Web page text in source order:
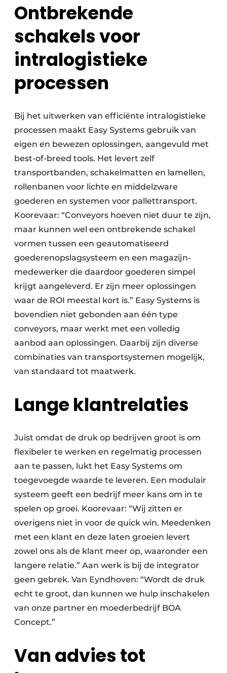
Ontbrekende
schakels voor
intralogistieke
processen
Bij het uitwerken van efficiënte intralogistieke
processen maakt Easy Systems gebruik van
eigen en bewezen oplossingen, aangevuld met
best-of-breed tools. Het levert zelf
transportbanden, schakelmatten en lamellen,
rollenbanen voor lichte en middelzware
goederen en systemen voor pallettransport.
Koorevaar: “Conveyors hoeven niet duur te zijn,
maar kunnen wel een ontbrekende schakel
vormen tussen een geautomatiseerd
goederen­opslagsysteem en een magazijn­
medewerker die daardoor goederen simpel
krijgt aangeleverd. Er zijn meer oplossingen
waar de ROI meestal kort is.” Easy Systems is
bovendien niet gebonden aan één type
conveyors, maar werkt met een volledig
aanbod aan oplossingen. Daarbij zijn diverse
combinaties van transportsystemen mogelijk,
van standaard tot maatwerk.
Lange klantrelaties
Juist omdat de druk op bedrijven groot is om
flexibeler te werken en regelmatig processen
aan te passen, lukt het Easy Systems om
toegevoegde waarde te leveren. Een modulair
systeem geeft een bedrijf meer kans om in te
spelen op groei. Koorevaar: “Wij zitten er
overigens niet in voor de quick win. Meedenken
met een klant en deze laten groeien levert
zowel ons als de klant meer op, waaronder een
langere relatie.” Aan werk is bij de integrator
geen gebrek. Van Eyndhoven: “Wordt de druk
echt te groot, dan kunnen we hulp inschakelen
van onze partner en moederbedrijf BOA
Concept.”
Van advies tot